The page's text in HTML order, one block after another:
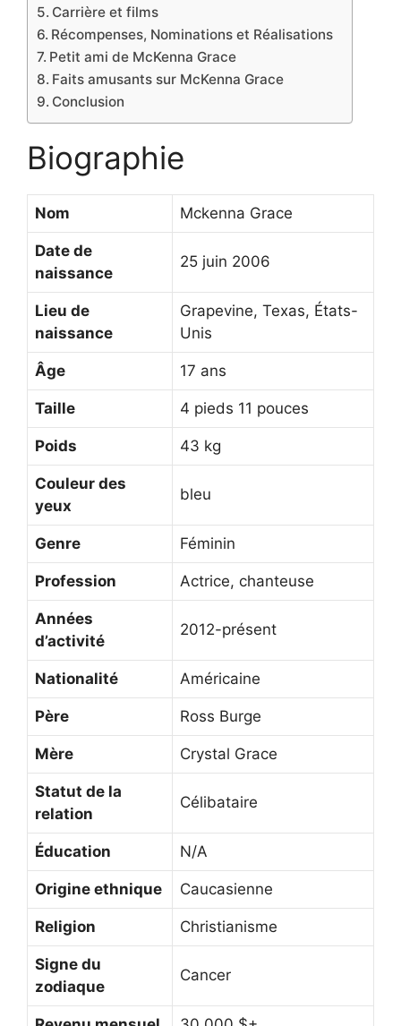
Carrière et films
Récompenses, Nominations et Réalisations
Petit ami de McKenna Grace
Faits amusants sur McKenna Grace
Conclusion
Biographie
Nom Mckenna Grace
Date de
naissance
25 juin 2006
Lieu de
naissance
Grapevine, Texas, États-
Unis
Âge 17 ans
Taille 4 pieds 11 pouces
Poids 43 kg
Couleur des
yeux
bleu
Genre Féminin
Profession Actrice, chanteuse
Années
d’activité
2012-présent
Nationalité Américaine
Père Ross Burge
Mère Crystal Grace
Statut de la
relation
Célibataire
Éducation N/A
Origine ethnique Caucasienne
Religion Christianisme
Signe du
zodiaque
Cancer